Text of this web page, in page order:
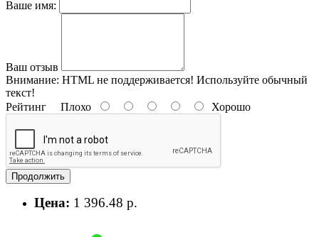
Ваше имя:
Ваш отзыв
Внимание: HTML не поддерживается! Используйте обычный
текст!
Рейтинг Плохо Хорошо
Продолжить
Цена: 1 396.48 р.